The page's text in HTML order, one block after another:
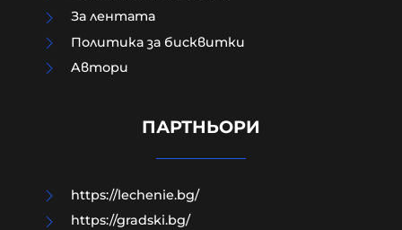
ТАСС: Хакери получиха
НАТО в удари срещу Русия
За лентата
Политика за бисквитки
Aвтори
ПАРТНЬОРИ
https://lechenie.bg/
https://gradski.bg/